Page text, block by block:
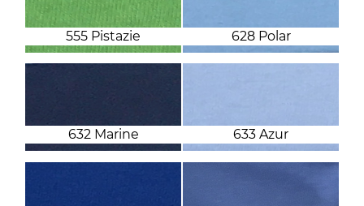
555 Pistazie 628 Polar
632 Marine 633 Azur